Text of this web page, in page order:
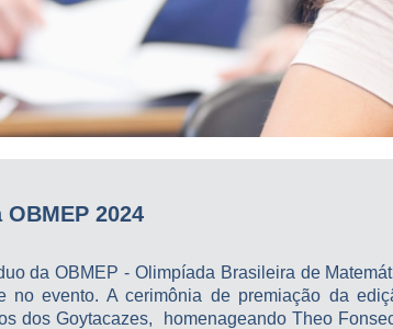
OBMEP 2024
da OBMEP - Olimpíada Brasileira de
no evento. A cerimônia de premiação da
dos Goytacazes, homenageando Theo